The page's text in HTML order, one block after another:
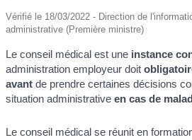
Vérifié le 18/03/2022 - Direction de
administrative (Première ministre)
Le conseil médical est une instance
administration employeur doit
avant de prendre certaines décisions
situation administrativeen cas de
Le conseil médical se réunit en